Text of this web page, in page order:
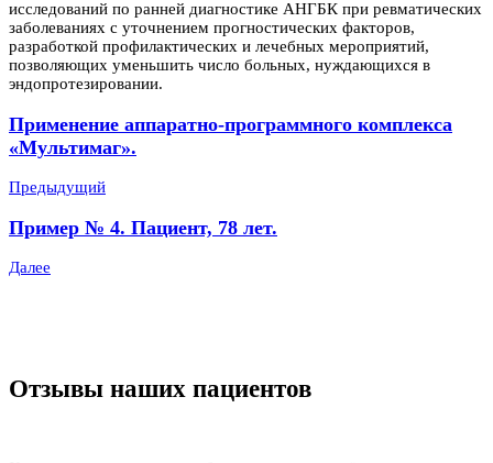
исследований по ранней диагностике АНГБК при ревматических
заболеваниях с уточнением прогностических факторов,
разработкой профилактических и лечебных мероприятий,
позволяющих уменьшить число больных, нуждающихся в
эндопротезировании.
Применение аппаратно-программного комплекса
«Мультимаг».
Предыдущий
Пример № 4. Пациент, 78 лет.
Далее
Отзывы наших пациентов